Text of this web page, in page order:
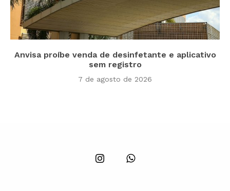
Anvisa proíbe venda de desinfetante e aplicativo
sem registro
7 de agosto de 2026